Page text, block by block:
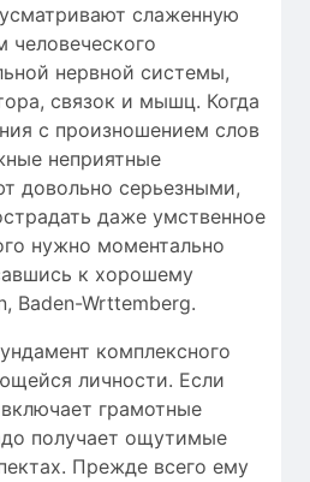
слаженную
человеческого
нервной системы,
связок и мышц. Когда
c произношением слов
неприятные
довольно серьезными,
даже умственное
нужно моментально
к хорошему
Baden-Wrttemberg.
комплексного
личности. Если
грамотные
получает ощутимые
Прежде всего ему